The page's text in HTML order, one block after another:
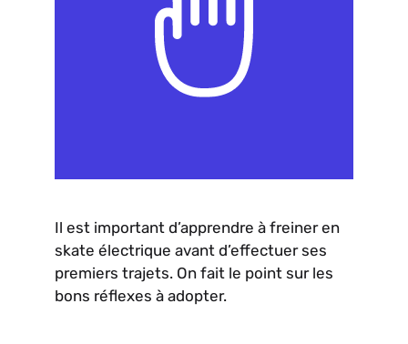
Il est important d’apprendre à freiner en
skate électrique avant d’effectuer ses
premiers trajets. On fait le point sur les
bons réflexes à adopter.